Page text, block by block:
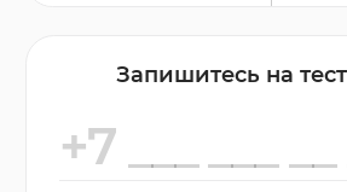
Запишитесь на